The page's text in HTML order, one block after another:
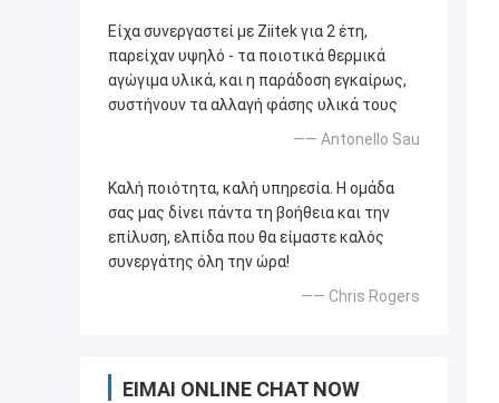
Είχα συνεργαστεί με Ziitek για 2 έτη,
παρείχαν υψηλό - τα ποιοτικά θερμικά
αγώγιμα υλικά, και η παράδοση εγκαίρως,
συστήνουν τα αλλαγή φάσης υλικά τους
—— Antonello Sau
Καλή ποιότητα, καλή υπηρεσία. Η ομάδα
σας μας δίνει πάντα τη βοήθεια και την
επίλυση, ελπίδα που θα είμαστε καλός
συνεργάτης όλη την ώρα!
—— Chris Rogers
ΕΊΜΑΙ ONLINE CHAT NOW